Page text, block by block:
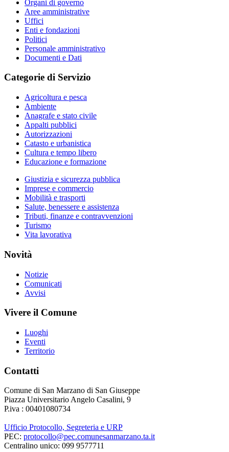
Organi di governo
Aree amministrative
Uffici
Enti e fondazioni
Politici
Personale amministrativo
Documenti e Dati
Categorie di Servizio
Agricoltura e pesca
Ambiente
Anagrafe e stato civile
Appalti pubblici
Autorizzazioni
Catasto e urbanistica
Cultura e tempo libero
Educazione e formazione
Giustizia e sicurezza pubblica
Imprese e commercio
Mobilità e trasporti
Salute, benessere e assistenza
Tributi, finanze e contravvenzioni
Turismo
Vita lavorativa
Novità
Notizie
Comunicati
Avvisi
Vivere il Comune
Luoghi
Eventi
Territorio
Contatti
Comune di San Marzano di San Giuseppe
Piazza Universitario Angelo Casalini, 9
P.iva : 00401080734
Ufficio Protocollo, Segreteria e URP
PEC: protocollo@pec.comunesanmarzano.ta.it
Centralino unico: 099 9577711